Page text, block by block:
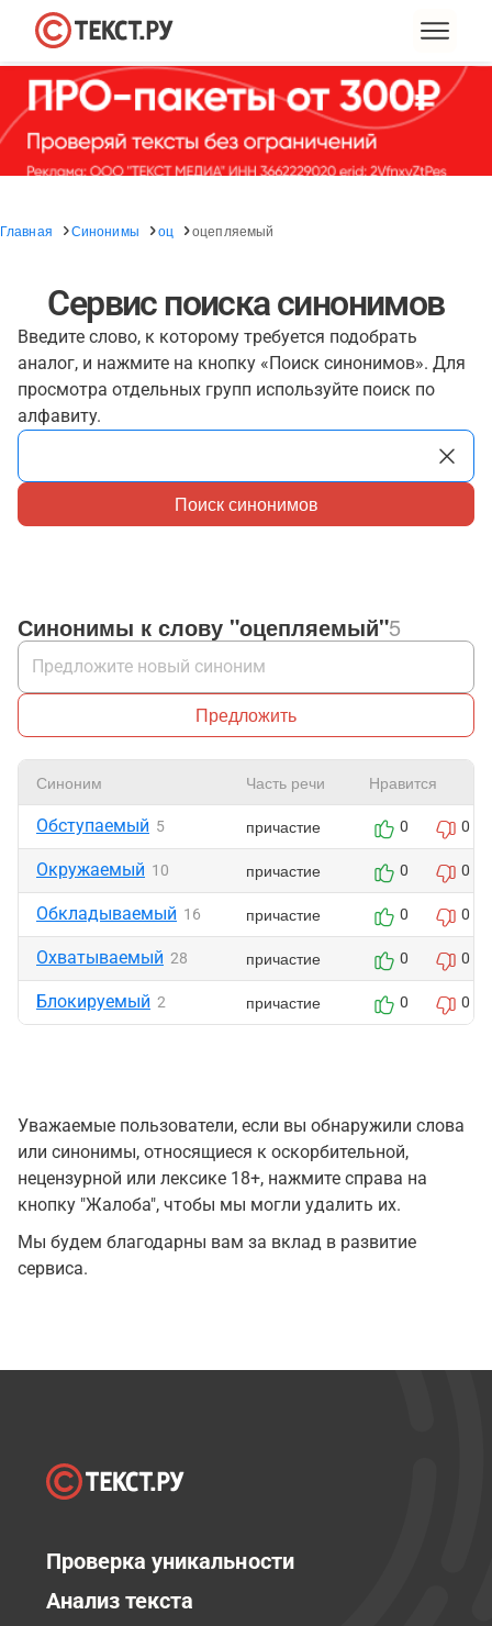
Главная Синонимы оц оцепляемый
Сервис поиска синонимов
Введите слово, к которому требуется подобрать
аналог, и нажмите на кнопку «Поиск синонимов». Для
просмотра отдельных групп используйте поиск по
алфавиту.
Поиск синонимов
Синонимы к слову "оцепляемый"5
Предложить
Синоним Часть речи Нравится
Обступаемый 5 причастие 0 0
Окружаемый 10 причастие 0 0
Обкладываемый 16 причастие 0 0
Охватываемый 28 причастие 0 0
Блокируемый 2 причастие 0 0
Уважаемые пользователи, если вы обнаружили слова
или синонимы, относящиеся к оскорбительной,
нецензурной или лексике 18+, нажмите справа на
кнопку "Жалоба", чтобы мы могли удалить их.
Мы будем благодарны вам за вклад в развитие
сервиса.
Проверка уникальности
Анализ текста